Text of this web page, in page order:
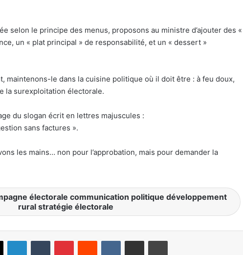
selon le principe des menus, proposons au ministre d’ajouter des «
un « plat principal » de responsabilité, et un « dessert »
maintenons-le dans la cuisine politique où il doit être : à feu doux,
la surexploitation électorale.
du slogan écrit en lettres majuscules :
sans factures ».
les mains… non pour l’approbation, mais pour demander la
électorale communication politique développement
rural stratégie électorale